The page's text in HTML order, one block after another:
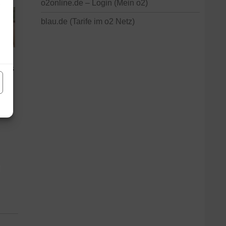
bis
o2online.de – Login (Mein o2)
blau.de (Tarife im o2 Netz)